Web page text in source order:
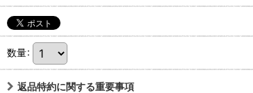
数量:
返品特約に関する重要事項